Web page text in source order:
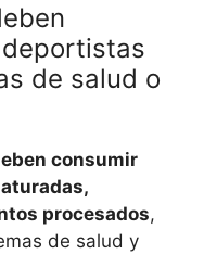
de salud o
consumir
procesados,
de salud y